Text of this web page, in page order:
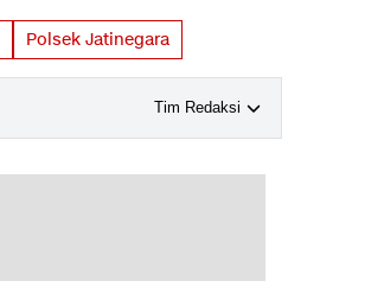
Polsek Jatinegara
Tim Redaksi